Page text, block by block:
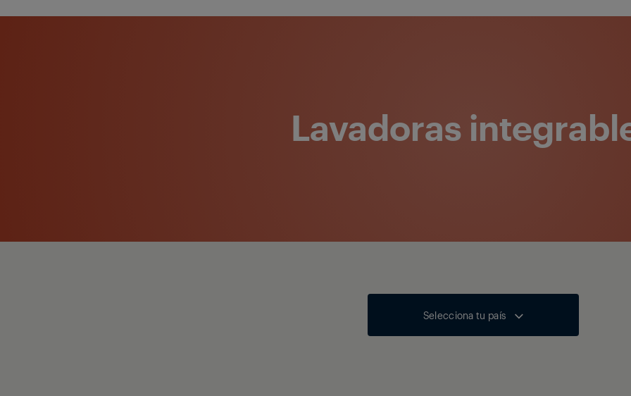
Función GentleWave: Lava tu ropa con suavidad
Lavadoras
Selecciona tu país